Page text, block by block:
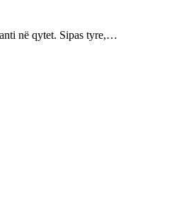
në qytet. Sipas tyre,…